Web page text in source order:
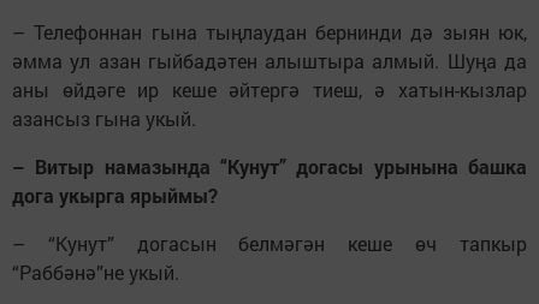
– Телефоннан гына тыңлаудан бернинди дә зыян юк,
әмма ул азан гыйбадәтен алыштыра алмый. Шуңа да
аны өйдәге ир кеше әйтергә тиеш, ә хатын-кызлар
азансыз гына укый.
– Витыр намазында “Кунут” догасы урынына башка
дога укырга ярыймы?
– “Кунут” догасын белмәгән кеше өч тапкыр
“Раббәнә”не укый.